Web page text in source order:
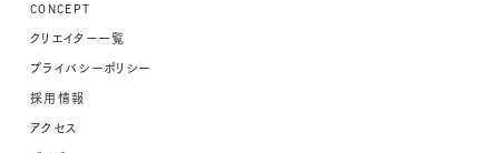
CONCEPT
クリエイター一覧
プライバシーポリシー
採用情報
アクセス